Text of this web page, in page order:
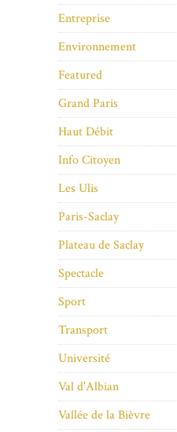
Entreprise
Environnement
Featured
Grand Paris
Haut Débit
Info Citoyen
Les Ulis
Paris-Saclay
Plateau de Saclay
Spectacle
Sport
Transport
Université
Val d'Albian
Vallée de la Bièvre